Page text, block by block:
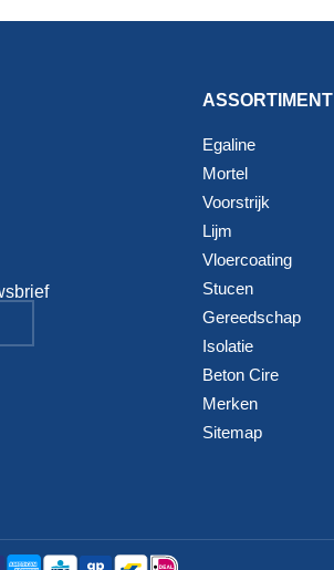
ASSORTIMENT
Egaline
Mortel
Voorstrijk
Lijm
Vloercoating
Stucen
Gereedschap
Isolatie
Beton Cire
Merken
Sitemap